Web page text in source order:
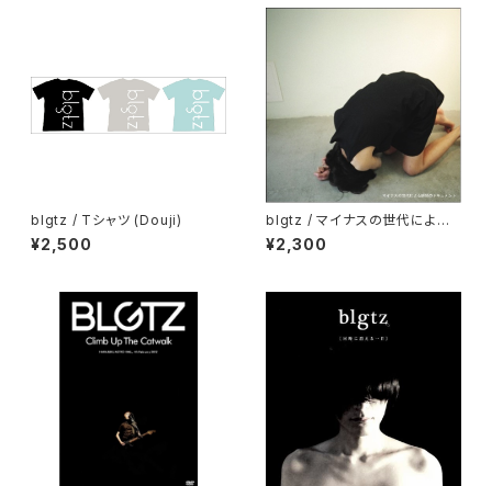
blgtz / Tシャツ (Douji)
¥2,500
blgtz / マイナスの世代による
瞬間のドキュメント (CD)
¥2,300